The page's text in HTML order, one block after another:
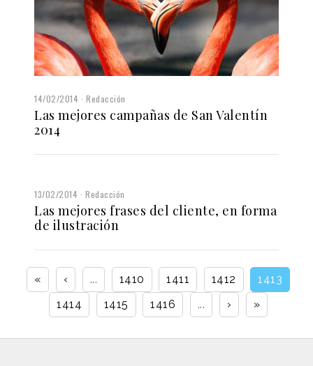
14/02/2014 Redacción
Las mejores campañas de San Valentín
2014
13/02/2014 Redacción
Las mejores frases del cliente, en forma
de ilustración
« ‹ ... 1410 1411 1412
1413
1414
1415 1416 ... › »